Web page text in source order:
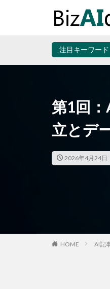
注目キーワード
第1回
立とデ
2026年4月24日
HOME AI記